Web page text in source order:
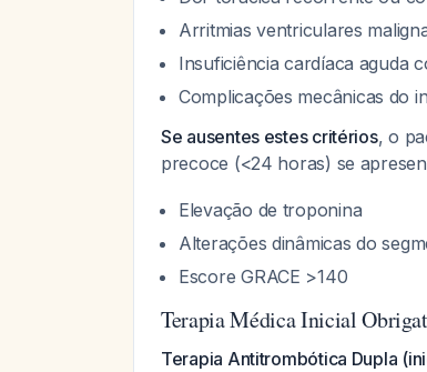
Arritmias ventriculares
Insuficiência cardíaca aguda
Complicações mecânicas do
Se ausentes estes critérios, o
precoce (<24 horas) se
Elevação de troponina
Alterações dinâmicas do
Escore GRACE >140
Terapia Médica Inicial
Terapia Antitrombótica Dupla